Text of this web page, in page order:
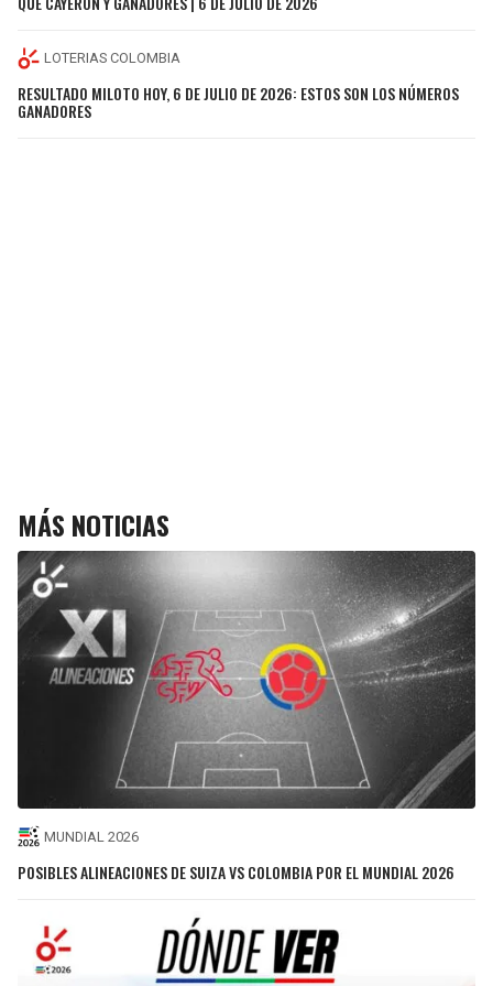
LOTERIAS COLOMBIA
RESULTADO MILOTO HOY, 6 DE JULIO DE 2026: ESTOS SON LOS NÚMEROS
GANADORES
MÁS NOTICIAS
MUNDIAL 2026
POSIBLES ALINEACIONES DE SUIZA VS COLOMBIA POR EL MUNDIAL 2026